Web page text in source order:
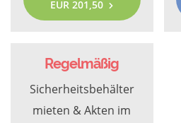
EUR 201,50
Regelmäßig
Sicherheitsbehälter
mieten & Akten im